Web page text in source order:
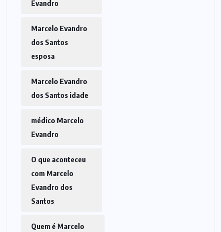
Evandro
Marcelo Evandro
dos Santos
esposa
Marcelo Evandro
dos Santos idade
médico Marcelo
Evandro
O que aconteceu
com Marcelo
Evandro dos
Santos
Quem é Marcelo